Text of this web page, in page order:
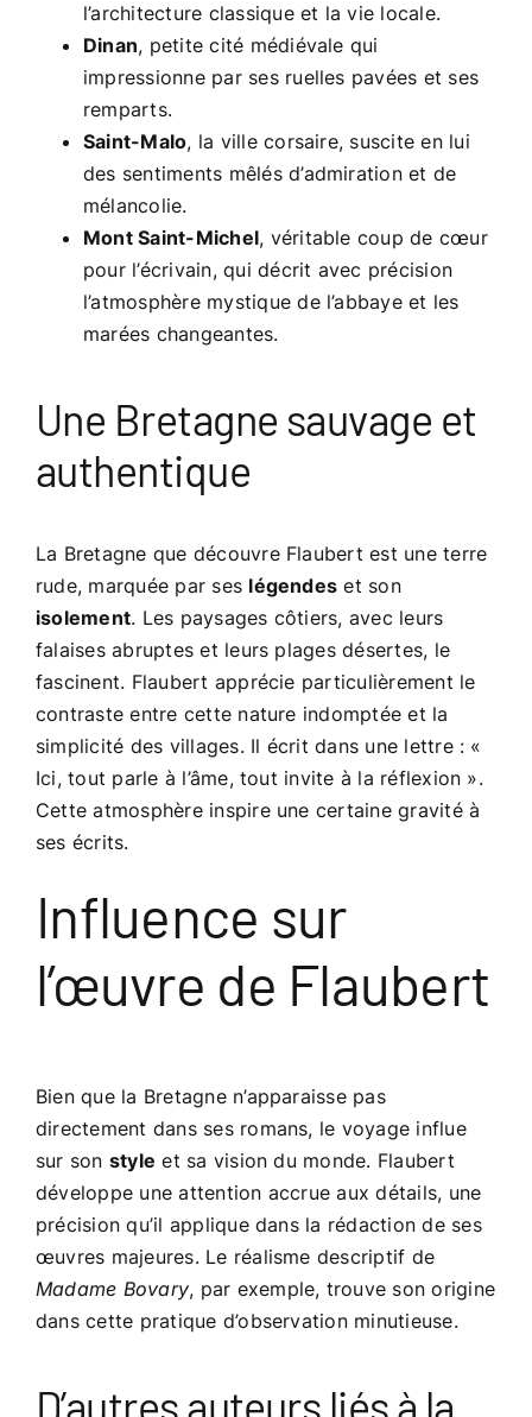
l’architecture classique et la vie locale.
Dinan, petite cité médiévale qui
impressionne par ses ruelles pavées et ses
remparts.
Saint-Malo, la ville corsaire, suscite en lui
des sentiments mêlés d’admiration et de
mélancolie.
Mont Saint-Michel, véritable coup de cœur
pour l’écrivain, qui décrit avec précision
l’atmosphère mystique de l’abbaye et les
marées changeantes.
Une Bretagne sauvage et
authentique
La Bretagne que découvre Flaubert est une terre
rude, marquée par ses légendes et son
isolement. Les paysages côtiers, avec leurs
falaises abruptes et leurs plages désertes, le
fascinent. Flaubert apprécie particulièrement le
contraste entre cette nature indomptée et la
simplicité des villages. Il écrit dans une lettre : «
Ici, tout parle à l’âme, tout invite à la réflexion ».
Cette atmosphère inspire une certaine gravité à
ses écrits.
Influence sur
l’œuvre de Flaubert
Bien que la Bretagne n’apparaisse pas
directement dans ses romans, le voyage influe
sur son style et sa vision du monde. Flaubert
développe une attention accrue aux détails, une
précision qu’il applique dans la rédaction de ses
œuvres majeures. Le réalisme descriptif de
Madame Bovary, par exemple, trouve son origine
dans cette pratique d’observation minutieuse.
D’autres auteurs liés à la